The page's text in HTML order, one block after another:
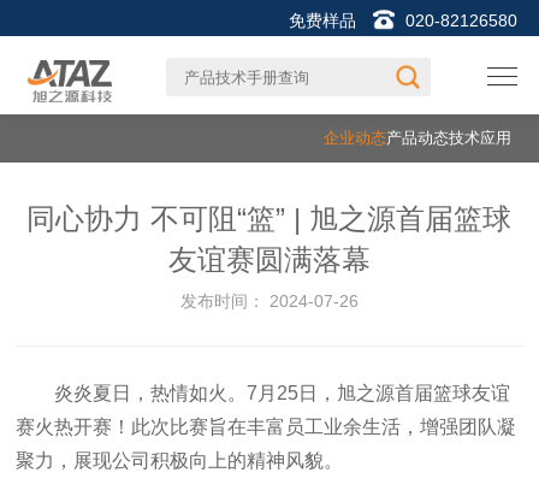
免费样品 020-82126580
企业动态产品动态技术应用
同心协力 不可阻“篮” | 旭之源首届篮球
友谊赛圆满落幕
发布时间： 2024-07-26
炎炎夏日，热情如火。7月25日，旭之源首届篮球友谊
赛火热开赛！此次比赛旨在丰富员工业余生活，增强团队凝
聚力，展现公司积极向上的精神风貌。